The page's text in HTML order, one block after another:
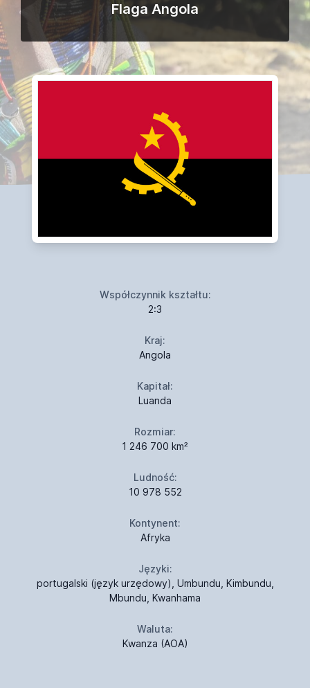
Flaga Angola
Współczynnik kształtu:
2:3
Kraj:
Angola
Kapitał:
Luanda
Rozmiar:
1 246 700 km²
Ludność:
10 978 552
Kontynent:
Afryka
Języki:
portugalski (język urzędowy), Umbundu, Kimbundu,
Mbundu, Kwanhama
Waluta:
Kwanza (AOA)